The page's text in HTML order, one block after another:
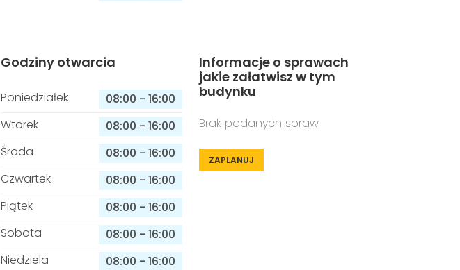
Godziny otwarcia
Poniedziałek 08:00 - 16:00
Wtorek
08:00 - 16:00
Środa
08:00 - 16:00
Czwartek
08:00 - 16:00
Piątek
08:00 - 16:00
Sobota
08:00 - 16:00
Niedziela
08:00 - 16:00
Informacje o sprawach
jakie załatwisz w tym
budynku
Brak podanych spraw
ZAPLANUJ